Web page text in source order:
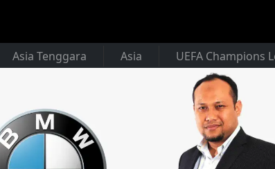
Asia Tenggara Asia UEFA Champions